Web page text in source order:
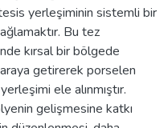
yerleşiminin sistemli bir
Bu tez
kırsal bir bölgede
getirerek porselen
ele alınmıştır.
gelişmesine katkı